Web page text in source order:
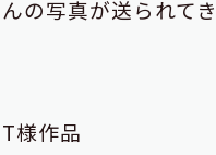
の写真が送られて
様作品